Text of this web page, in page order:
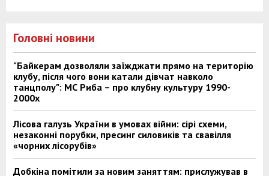
Головні новини
"Байкерам дозволяли заїжджати прямо на територію
клубу, після чого вони катали дівчат навколо
танцполу": МС Риба – про клубну культуру 1990-
2000х
Лісова галузь України в умовах війни: сірі схеми,
незаконні порубки, пресинг силовиків та свавілля
«чорних лісорубів»
Добкіна помітили за новим заняттям: прислужував в